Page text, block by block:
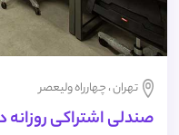
تهران ، چهارراه ولیعصر
صندلی اشتراکی روزانه